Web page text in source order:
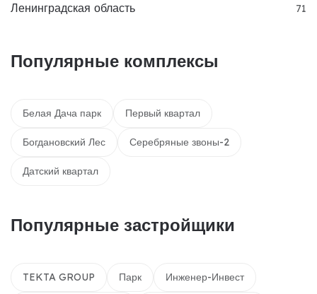
Ленинградская область 71
Популярные комплексы
Белая Дача парк Первый квартал
Богдановский Лес Серебряные звоны-2
Датский квартал
Популярные застройщики
TEKTA GROUP Парк Инженер-Инвест